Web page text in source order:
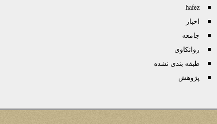
hafez
اخبار
جامعه
روانكاوی
طبقه بندی نشده
پژوهش